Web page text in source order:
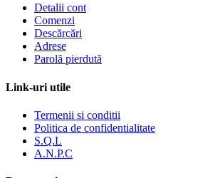
Detalii cont
Comenzi
Descărcări
Adrese
Parolă pierdută
Link-uri utile
Termenii si conditii
Politica de confidentialitate
S.Q.L
A.N.P.C